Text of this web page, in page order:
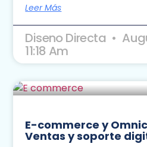
Leer Más
Diseno Directa
11:18 Am
E-commerce y
Ventas y soporte